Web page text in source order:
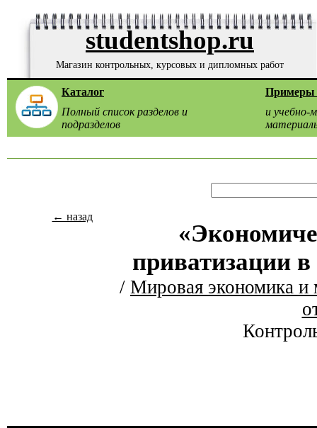
studentshop.ru
Магазин контрольных, курсовых и дипломных работ
Каталог
Полный список разделов и
подразделов
Примеры
и учебно-
← назад
приватизации
/ Мировая экономика и